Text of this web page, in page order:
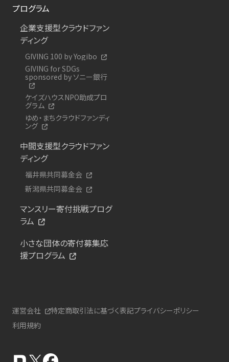
プログラム
企業支援型クラウドファン
ディング
GIVING 100 by Yogibo
GIVING for SDGs
sponsored by ソニー銀行
ケイズハウスNPO助成プロ
グラム
ゆめ・まちクラウドファンディ
ング
中間支援型クラウドファン
ディング
福井県共同募金会
新潟県共同募金会
マンスリー寄付挑戦プログ
ラム
小さな団体の寄付募集応
援プログラム
運営会社 特定商取引法に基づく表記プライバシーポリシー
利用規約